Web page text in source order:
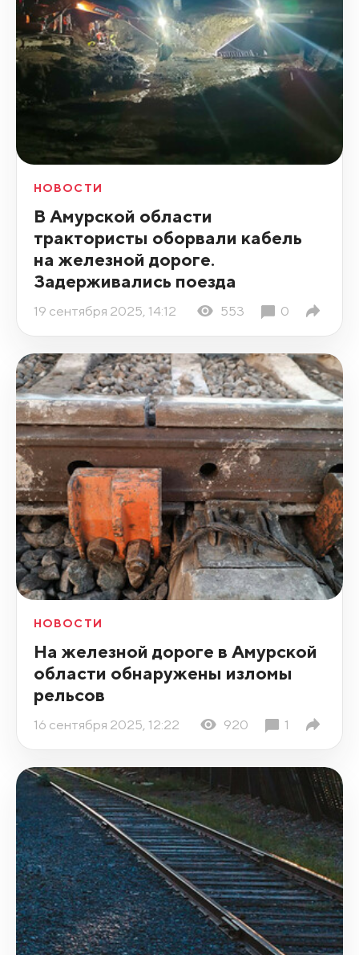
НОВОСТИ
В Амурской области
трактористы оборвали кабель
на железной дороге.
Задерживались поезда
19 сентября 2025, 14:12 553 0
НОВОСТИ
На железной дороге в Амурской
области обнаружены изломы
рельсов
16 сентября 2025, 12:22 920 1